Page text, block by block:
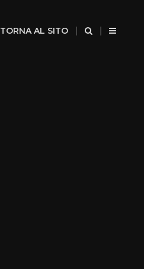
TORNA AL SITO